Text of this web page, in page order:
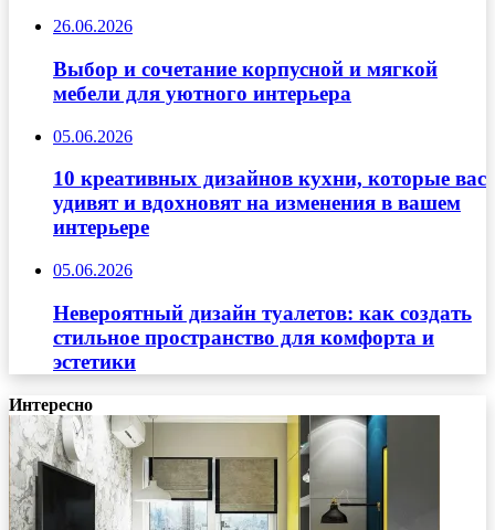
26.06.2026
Выбор и сочетание корпусной и мягкой
мебели для уютного интерьера
05.06.2026
10 креативных дизайнов кухни, которые вас
удивят и вдохновят на изменения в вашем
интерьере
05.06.2026
Невероятный дизайн туалетов: как создать
стильное пространство для комфорта и
эстетики
Интересно